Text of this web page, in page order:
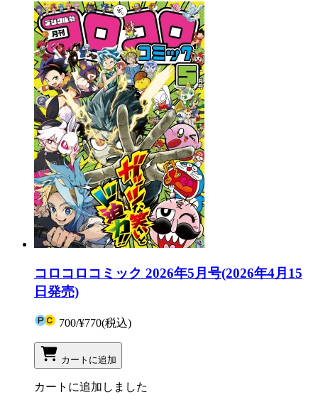
コロコロコミック 2026年5月号(2026年4月15
日発売)
700/¥770(税込)
カートに追加
カートに追加しました